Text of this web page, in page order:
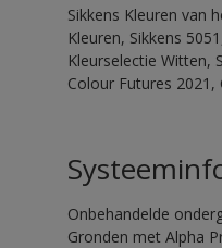
Sikkens Kleuren van
Kleuren, Sikkens
Kleurselectie Witten,
Colour Futures 2021,
Onbehandelde
Gronden met Alpha